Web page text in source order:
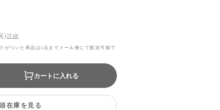
)詳細
がついた商品は1点までメール便にて配送可能で
カートに入れる
在庫を見る